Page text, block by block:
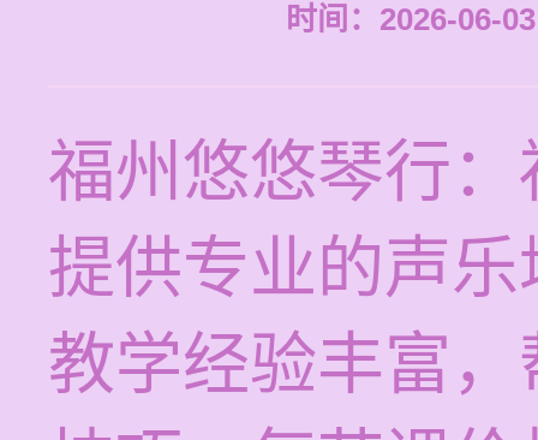
时间：2026-06-
福州悠悠琴行
提供专业的声
教学经验丰富